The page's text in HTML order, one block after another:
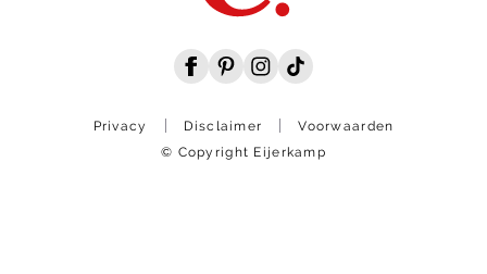
Privacy Disclaimer
Voorwaarden
© Copyright Eijerkamp